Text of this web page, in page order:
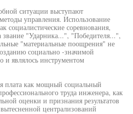
ситуации выступают
управления. Использование
социалистические соревнования,
"Ударника...", "Победителя...",
"материальные поощрения" не
социально -значимой
и являлось инструментом
плата как мощный социальный
труда инженера, как
оценки и признания результатов
вытесненной централизований